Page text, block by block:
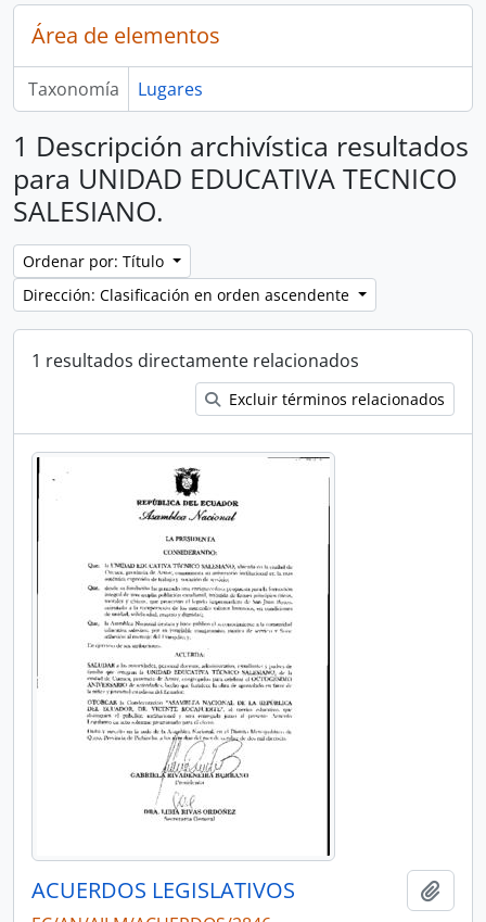
Área de elementos
Taxonomía Lugares
1 Descripción archivística resultados
para UNIDAD EDUCATIVA TECNICO
SALESIANO.
Ordenar por: Título
Dirección: Clasificación en orden ascendente
1 resultados directamente relacionados
Excluir términos relacionados
ACUERDOS LEGISLATIVOS